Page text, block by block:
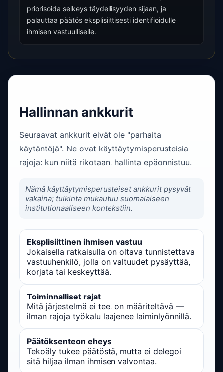
priorisoida selkeys täydellisyyden sijaan, ja
palauttaa päätös eksplisiittisesti identifioidulle
ihmisen vastuulliselle.
Hallinnan ankkurit
Seuraavat ankkurit eivät ole "parhaita
käytäntöjä". Ne ovat käyttäytymisperusteisia
rajoja: kun niitä rikotaan, hallinta epäonnistuu.
Nämä käyttäytymisperusteiset ankkurit pysyvät
vakaina; tulkinta mukautuu suomalaiseen
institutionaaliseen kontekstiin.
Eksplisiittinen ihmisen vastuu
Jokaisella ratkaisulla on oltava tunnistettava
vastuuhenkilö, jolla on valtuudet pysäyttää,
korjata tai keskeyttää.
Toiminnalliset rajat
Mitä järjestelmä ei tee, on määriteltävä —
ilman rajoja työkalu laajenee laiminlyönnillä.
Päätöksenteon eheys
Tekoäly tukee päätöstä, mutta ei delegoi
sitä hiljaa ilman ihmisen valvontaa.